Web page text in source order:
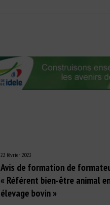
22 février 2022
Avis de formation de
« Référent bien-être animal
élevage bovin »